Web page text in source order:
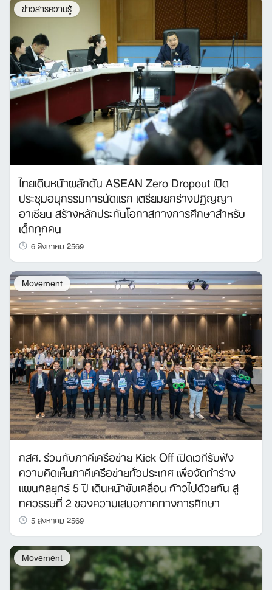
ข่าวสารความรู้
ไทยเดินหน้าผลักดัน ASEAN Zero Dropout เปิด
ประชุมอนุกรรมการนัดแรก เตรียมยกร่างปฏิญญา
อาเซียน สร้างหลักประกันโอกาสทางการศึกษาสำหรับ
เด็กทุกคน
6 สิงหาคม 2569
Movement
กสศ. ร่วมกับภาคีเครือข่าย Kick Off เปิดเวทีรับฟัง
ความคิดเห็นภาคีเครือข่ายทั่วประเทศ เพื่อจัดทำร่าง
แผนกลยุทธ์ 5 ปี เดินหน้าขับเคลื่อน ก้าวไปด้วยกัน สู่
ทศวรรษที่ 2 ของความเสมอภาคทางการศึกษา
5 สิงหาคม 2569
Movement